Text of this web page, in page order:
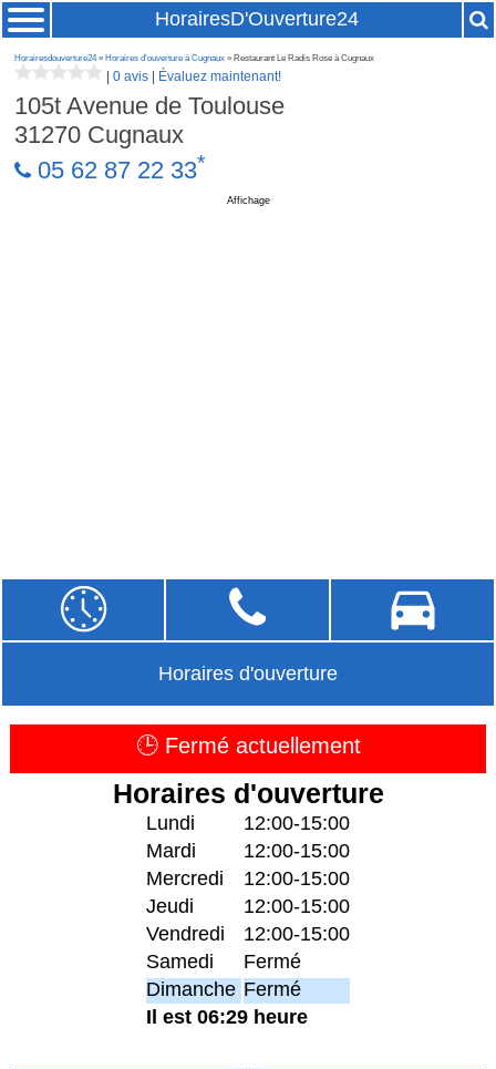
HorairesD'Ouverture24
Horairesdouverture24» Horaires d'ouverture à Cugnaux » Restaurant Le Radis Rose à Cugnaux
|0 avis Évaluez maintenant!
105t Avenue de Toulouse
31270 Cugnaux
05 62 87 22 33*
Affichage
Horaires d'ouverture
🕒 Fermé actuellement
Horaires d'ouverture
Lundi
12:00-15:00
Mardi
12:00-15:00
Mercredi
12:00-15:00
Jeudi
12:00-15:00
Vendredi
12:00-15:00
Samedi
Fermé
Dimanche Fermé
Il est 06:29 heure